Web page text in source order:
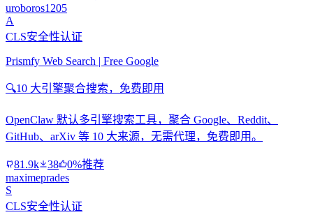
uroboros1205
A
CLS安全性认证
Prismfy Web Search | Free Google
🔍10 大引擎聚合搜索，免费即用
OpenClaw 默认多引擎搜索工具，聚合 Google、Reddit、
GitHub、arXiv 等 10 大来源，无需代理，免费即用。
81.9k 38
0%推荐
maximeprades
S
CLS安全性认证